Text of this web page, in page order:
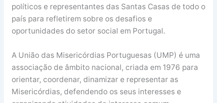
políticos e representantes das Santas Casas de todo o
país para refletirem sobre os desafios e
oportunidades do setor social em Portugal.
A União das Misericórdias Portuguesas (UMP) é uma
associação de âmbito nacional, criada em 1976 para
orientar, coordenar, dinamizar e representar as
Misericórdias, defendendo os seus interesses e